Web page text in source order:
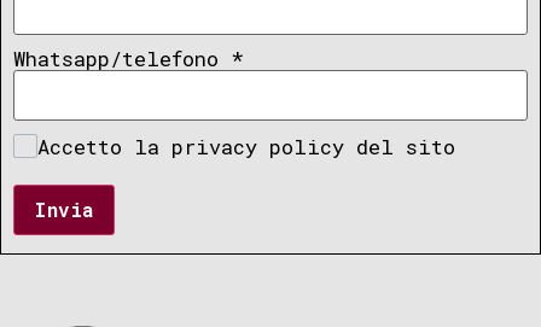
Whatsapp/telefono *
Accetto la privacy policy del sito
Invia